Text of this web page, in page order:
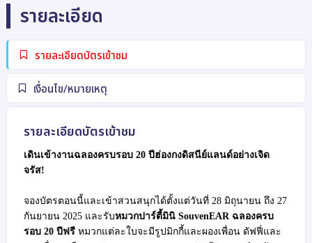
รายละเอียด
รายละเอียดบัตรเข้าชม
เงื่อนไข/หมายเหตุ
รายละเอียดบัตรเข้าชม
เดินเข้างานฉลองครบรอบ 20 ปีฮ่องกงดิสนีย์แลนด์อย่างเจิด
จรัส!
จองบัตรตอนนี้และเข้าสวนสนุกได้ตั้งแต่วันที่ 28 มิถุนายน ถึง 27
กันยายน 2025 และรับหมวกปาร์ตี้มินิ SouvenEAR ฉลองครบ
รอบ 20 ปีฟรี หมวกแต่ละใบจะมีรูปมิกกี้และผองเพื่อน ดัฟฟี่และ